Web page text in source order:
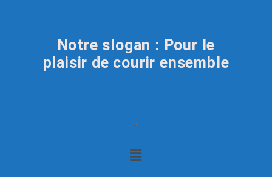
Notre slogan : Pour le
plaisir de courir ensemble